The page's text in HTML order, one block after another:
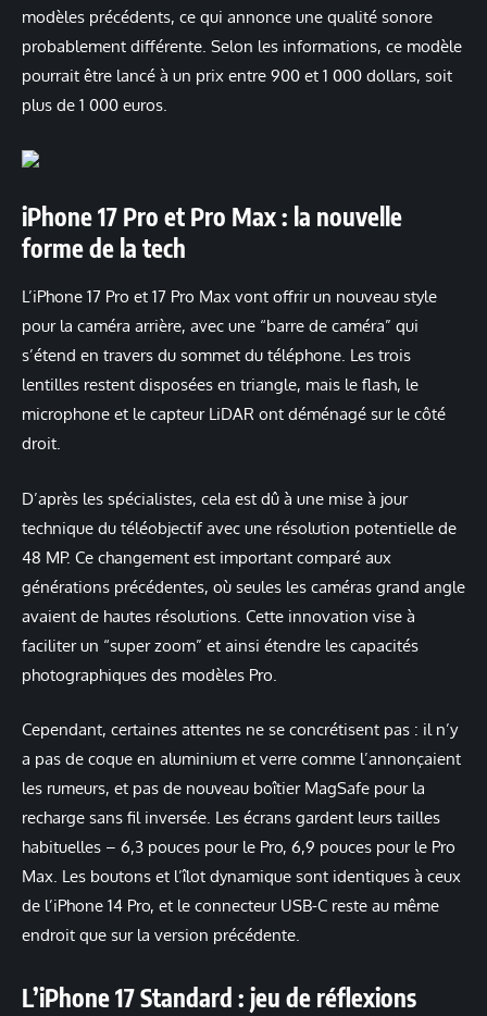
modèles précédents, ce qui annonce une qualité sonore
probablement différente. Selon les informations, ce modèle
pourrait être lancé à un prix entre 900 et 1 000 dollars, soit
plus de 1 000 euros.
iPhone 17 Pro et Pro Max : la nouvelle
forme de la tech
L’iPhone 17 Pro et 17 Pro Max vont offrir un nouveau style
pour la caméra arrière, avec une “barre de caméra” qui
s’étend en travers du sommet du téléphone. Les trois
lentilles restent disposées en triangle, mais le flash, le
microphone et le capteur LiDAR ont déménagé sur le côté
droit.
D’après les spécialistes, cela est dû à une mise à jour
technique du téléobjectif avec une résolution potentielle de
48 MP. Ce changement est important comparé aux
générations précédentes, où seules les caméras grand angle
avaient de hautes résolutions. Cette innovation vise à
faciliter un “super zoom” et ainsi étendre les capacités
photographiques des modèles Pro.
Cependant, certaines attentes ne se concrétisent pas : il n’y
a pas de coque en aluminium et verre comme l’annonçaient
les rumeurs, et pas de nouveau boîtier MagSafe pour la
recharge sans fil inversée. Les écrans gardent leurs tailles
habituelles – 6,3 pouces pour le Pro, 6,9 pouces pour le Pro
Max. Les boutons et l’îlot dynamique sont identiques à ceux
de l’iPhone 14 Pro, et le connecteur USB-C reste au même
endroit que sur la version précédente.
L’iPhone 17 Standard : jeu de réflexions